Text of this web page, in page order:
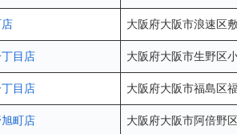
大阪府大阪市浪速区
目店 大阪府大阪市生野区
目店 大阪府大阪市福島区
町店 大阪府大阪市阿倍野